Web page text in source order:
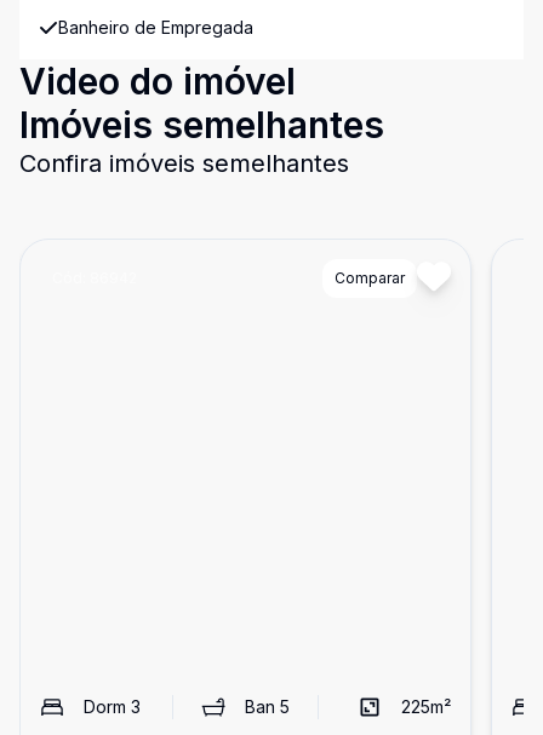
Banheiro de Empregada
Video do imóvel
Imóveis semelhantes
Confira imóveis semelhantes
Comparar
Dorm 3 Ban5 225m²